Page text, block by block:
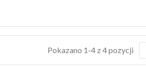
Pokazano 1-4 z 4 pozycji